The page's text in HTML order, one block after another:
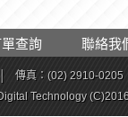
查詢 聯絡我
傳真：(02) 2910-0205
Technology